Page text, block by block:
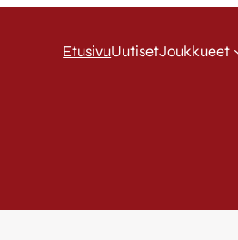
EtusivuUutisetJoukkueet